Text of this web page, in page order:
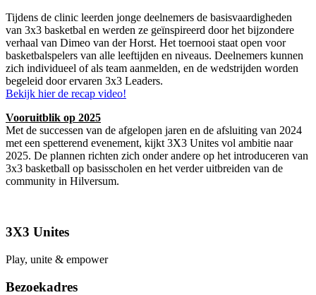
Tijdens de clinic leerden jonge deelnemers de basisvaardigheden
van 3x3 basketbal en werden ze geïnspireerd door het bijzondere
verhaal van Dimeo van der Horst. Het toernooi staat open voor
basketbalspelers van alle leeftijden en niveaus. Deelnemers kunnen
zich individueel of als team aanmelden, en de wedstrijden worden
begeleid door ervaren 3x3 Leaders.
Bekijk hier de recap video!
Vooruitblik op 2025
Met de successen van de afgelopen jaren en de afsluiting van 2024
met een spetterend evenement, kijkt 3X3 Unites vol ambitie naar
2025. De plannen richten zich onder andere op het introduceren van
3x3 basketball op basisscholen en het verder uitbreiden van de
community in Hilversum.
3X3 Unites
Play, unite & empower
Bezoekadres